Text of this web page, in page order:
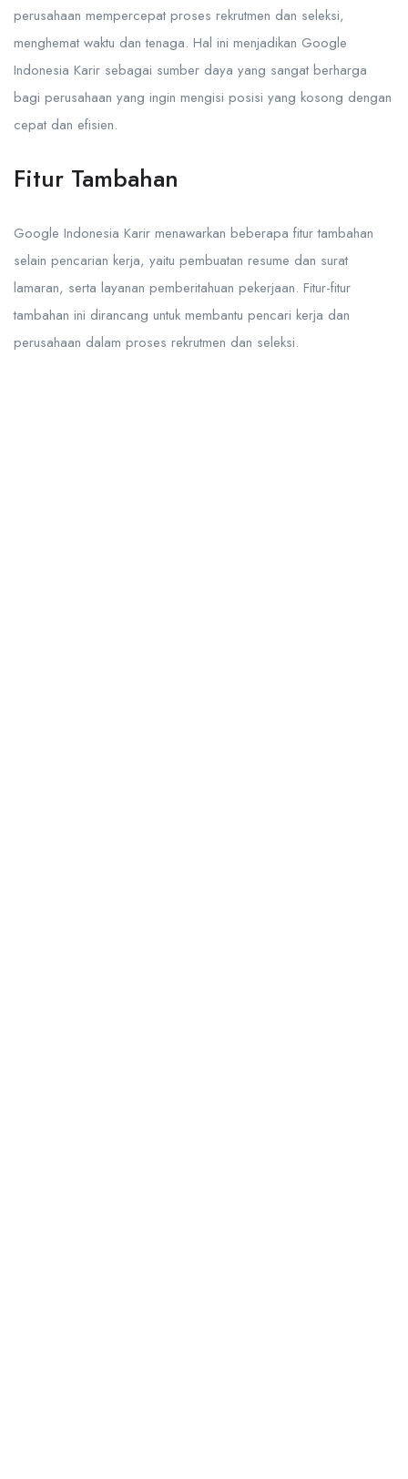
perusahaan mempercepat proses rekrutmen dan seleksi,
menghemat waktu dan tenaga. Hal ini menjadikan Google
Indonesia Karir sebagai sumber daya yang sangat berharga
bagi perusahaan yang ingin mengisi posisi yang kosong dengan
cepat dan efisien.
Fitur Tambahan
Google Indonesia Karir menawarkan beberapa fitur tambahan
selain pencarian kerja, yaitu pembuatan resume dan surat
lamaran, serta layanan pemberitahuan pekerjaan. Fitur-fitur
tambahan ini dirancang untuk membantu pencari kerja dan
perusahaan dalam proses rekrutmen dan seleksi.